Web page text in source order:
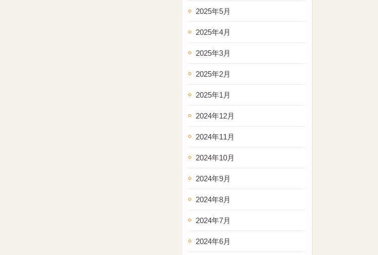
2025年5月
2025年4月
2025年3月
2025年2月
2025年1月
2024年12月
2024年11月
2024年10月
2024年9月
2024年8月
2024年7月
2024年6月